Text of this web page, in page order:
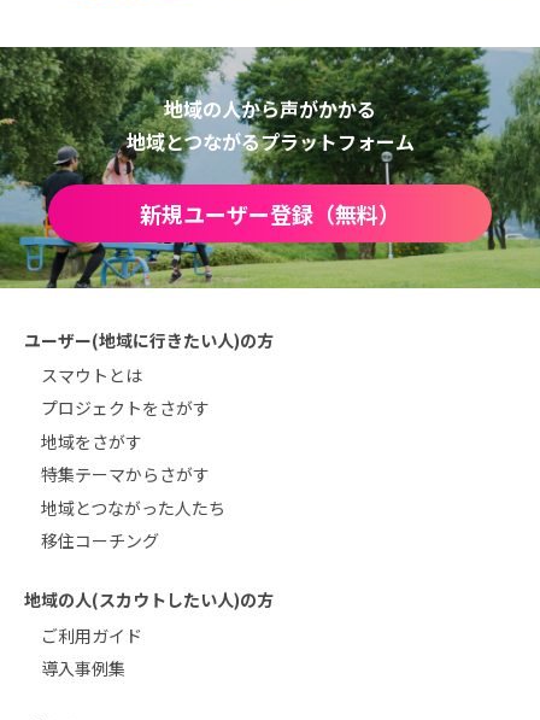
地域の人から声がかかる
地域とつながるプラットフォーム
新規ユーザー登録（無料）
ユーザー(地域に行きたい人)の方
スマウトとは
プロジェクトをさがす
地域をさがす
特集テーマからさがす
地域とつながった人たち
移住コーチング
地域の人(スカウトしたい人)の方
ご利用ガイド
導入事例集